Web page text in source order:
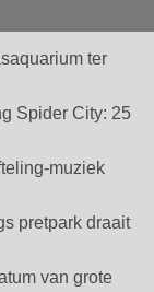
ter
Spider City: 25
muziek
pretpark draait
van grote